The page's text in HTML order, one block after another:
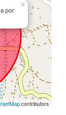
por
×
contributors